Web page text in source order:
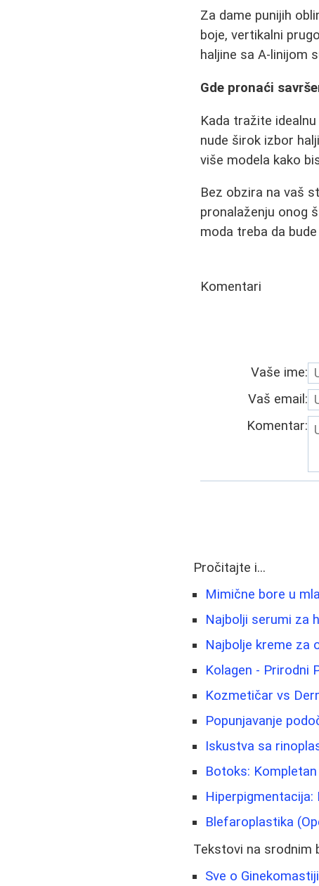
Za dame punijih
boje, vertikalni
haljine sa A-linijom
Gde pronaći
Kada tražite
nude širok izbor
više modela kako
Bez obzira na vaš
pronalaženju onog
moda treba da
Komentari
Vaše ime:
Vaš email:
Komentar:
Pročitajte i...
Mimične bore u
Najbolji serumi za
Najbolje kreme za
Kolagen - Prirodni
Kozmetičar vs
Popunjavanje
Iskustva sa
Botoks:
Blefaroplastika
Tekstovi na srodnim
Sve o